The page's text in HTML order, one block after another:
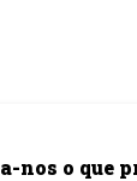
nos o que